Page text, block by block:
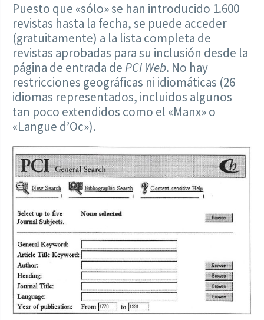
Puesto que «sólo» se han introducido 1.600
revistas hasta la fecha, se puede acceder
(gratuitamente) a la lista completa de
revistas aprobadas para su inclusión desde la
página de entrada dePCI Web. No hay
restricciones geográficas ni idiomáticas (26
idiomas representados, incluidos algunos
tan poco extendidos como el «Manx» o
«Langue d’Oc»).